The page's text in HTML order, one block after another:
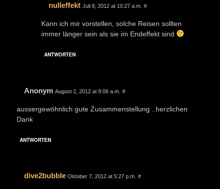
nulleffekt Juli 8, 2012 at 10:27 a.m. #
Kann ich mir vorstellen, solche Reisen sollten
immer länger sein als sie im Endeffekt sind
ANTWORTEN
Anonym August 2, 2012 at 8:06 a.m. #
aussergewöhnlich gute Zusammenstellung ..herzlichen
Dank
ANTWORTEN
dive2bubble Oktober 7, 2012 at 5:27 p.m. #